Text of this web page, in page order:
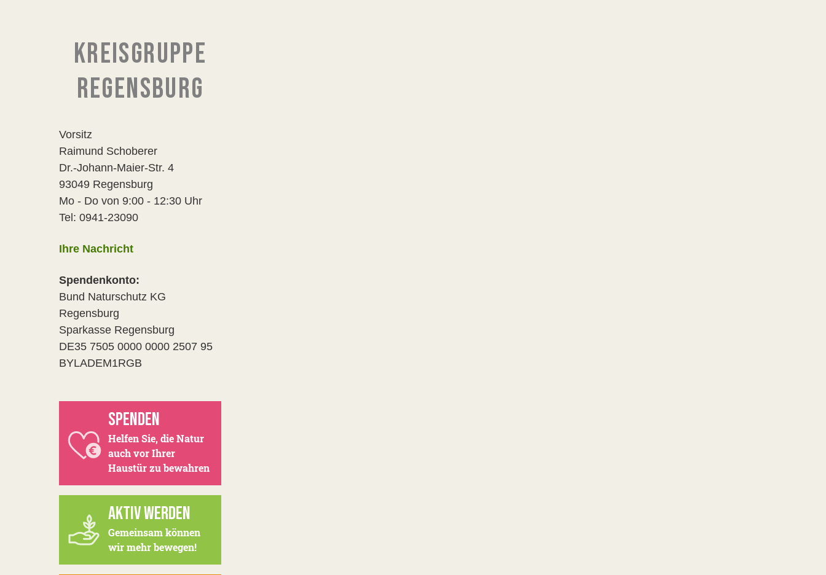
KREISGRUPPE
REGENSBURG
Vorsitz
Raimund Schoberer
Dr.-Johann-Maier-Str. 4
93049 Regensburg
Mo - Do von 9:00 - 12:30 Uhr
Tel: 0941-23090
Ihre Nachricht
Spendenkonto:
Bund Naturschutz KG
Regensburg
Sparkasse Regensburg
DE35 7505 0000 0000 2507 95
BYLADEM1RGB
SPENDEN
Helfen Sie, die Natur
auch vor Ihrer
Haustür zu bewahren
AKTIV WERDEN
Gemeinsam können
wir mehr bewegen!